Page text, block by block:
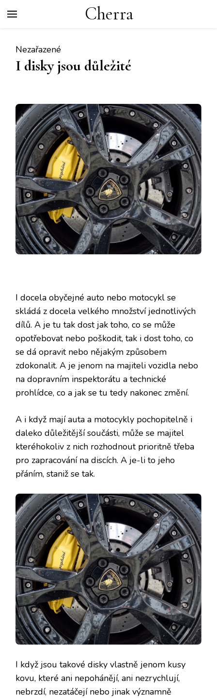
Cherra
Nezařazené
I disky jsou důležité
I docela obyčejné auto nebo motocykl se
skládá z docela velkého množství jednotlivých
dílů. A je tu tak dost jak toho, co se může
opotřebovat nebo poškodit, tak i dost toho, co
se dá opravit nebo nějakým způsobem
zdokonalit. A je jenom na majiteli vozidla nebo
na dopravním inspektorátu a technické
prohlídce, co a jak se tu tedy nakonec změní.
A i když mají auta a motocykly pochopitelně i
daleko důležitější součásti, může se majitel
kteréhokoliv z nich rozhodnout prioritně třeba
pro zapracování na discích. A je-li to jeho
přáním, staniž se tak.
I když jsou takové disky vlastně jenom kusy
kovu, které ani nepohánějí, ani nezrychlují,
nebrzdí, nezatáčejí nebo jinak významně